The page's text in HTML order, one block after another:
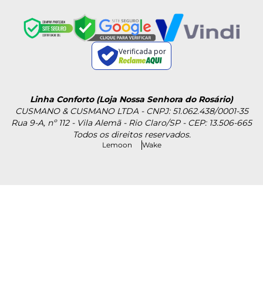
Verificada por
Linha Conforto (Loja Nossa Senhora do Rosário)
CUSMANO & CUSMANO LTDA - CNPJ: 51.062.438/0001-35
Rua 9-A, nº 112 - Vila Alemã - Rio Claro/SP - CEP: 13.506-665
Todos os direitos reservados.
Lemoon Wake